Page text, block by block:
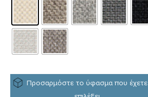
Προσαρμόστε το ύφασμα που έχετε